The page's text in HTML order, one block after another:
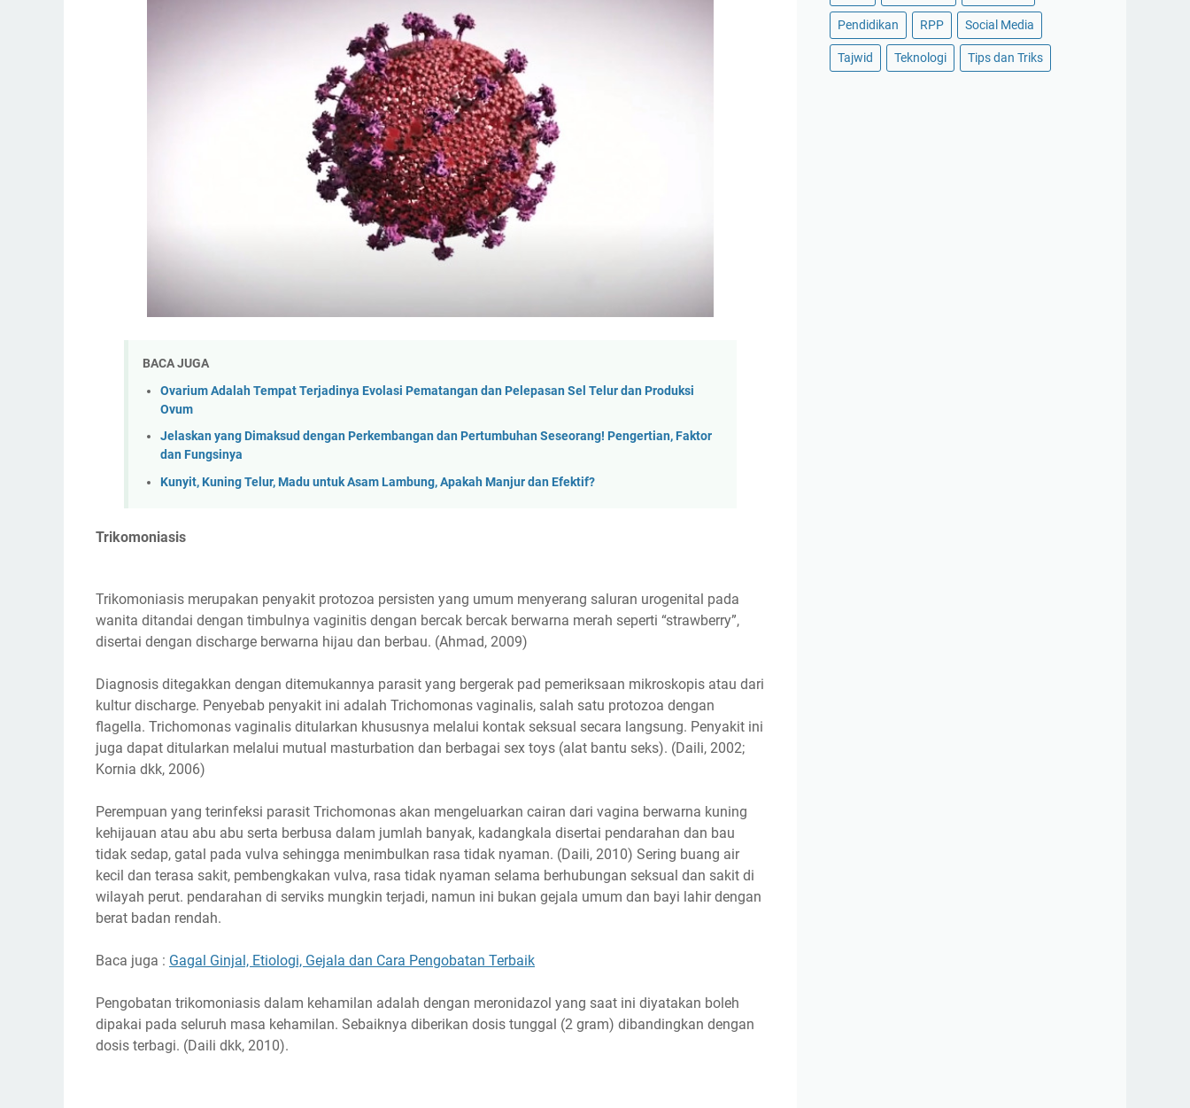
BACA JUGA
Ovarium Adalah Tempat Terjadinya Evolasi Pematangan dan Pelepasan Sel Telur dan Produksi
Ovum
Jelaskan yang Dimaksud dengan Perkembangan dan Pertumbuhan Seseorang! Pengertian, Faktor
dan Fungsinya
Kunyit, Kuning Telur, Madu untuk Asam Lambung, Apakah Manjur dan Efektif?
Trikomoniasis
Trikomoniasis merupakan penyakit protozoa persisten yang umum menyerang saluran urogenital pada
wanita ditandai dengan timbulnya vaginitis dengan bercak bercak berwarna merah seperti “strawberry”,
disertai dengan discharge berwarna hijau dan berbau. (Ahmad, 2009)
Diagnosis ditegakkan dengan ditemukannya parasit yang bergerak pad pemeriksaan mikroskopis atau dari
kultur discharge. Penyebab penyakit ini adalah Trichomonas vaginalis, salah satu protozoa dengan
flagella. Trichomonas vaginalis ditularkan khususnya melalui kontak seksual secara langsung. Penyakit ini
juga dapat ditularkan melalui mutual masturbation dan berbagai sex toys (alat bantu seks). (Daili, 2002;
Kornia dkk, 2006)
Perempuan yang terinfeksi parasit Trichomonas akan mengeluarkan cairan dari vagina berwarna kuning
kehijauan atau abu abu serta berbusa dalam jumlah banyak, kadangkala disertai pendarahan dan bau
tidak sedap, gatal pada vulva sehingga menimbulkan rasa tidak nyaman. (Daili, 2010) Sering buang air
kecil dan terasa sakit, pembengkakan vulva, rasa tidak nyaman selama berhubungan seksual dan sakit di
wilayah perut. pendarahan di serviks mungkin terjadi, namun ini bukan gejala umum dan bayi lahir dengan
berat badan rendah.
Baca juga : Gagal Ginjal, Etiologi, Gejala dan Cara Pengobatan Terbaik
Pengobatan trikomoniasis dalam kehamilan adalah dengan meronidazol yang saat ini diyatakan boleh
dipakai pada seluruh masa kehamilan. Sebaiknya diberikan dosis tunggal (2 gram) dibandingkan dengan
dosis terbagi. (Daili dkk, 2010).
Pendidikan RPP Social Media
Tajwid Teknologi Tips dan Triks